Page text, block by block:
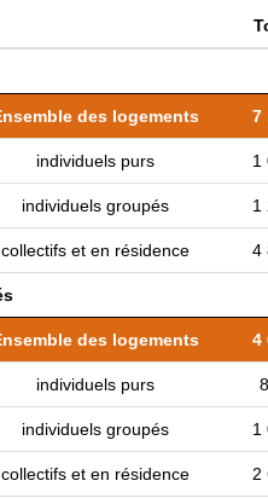
des logements 7
individuels purs 1
individuels groupés 1
collectifs et en résidence 4
des logements 4
individuels purs
individuels groupés 1
collectifs et en résidence 2